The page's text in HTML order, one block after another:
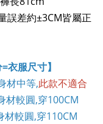
誤差約±3CM皆屬正
衣服尺寸】
材中等,此款不適合
材較圓,穿100CM
較圓,穿110CM